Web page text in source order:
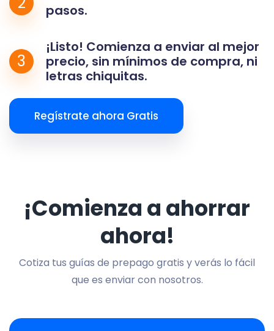
pasos.
3
¡Listo! Comienza a enviar al mejor
precio, sin mínimos de compra, ni
letras chiquitas.
Regístrate ahora Gratis
¡Comienza a ahorrar
ahora!
Cotiza tus guías de prepago gratis y verás lo fácil
que es enviar con nosotros.